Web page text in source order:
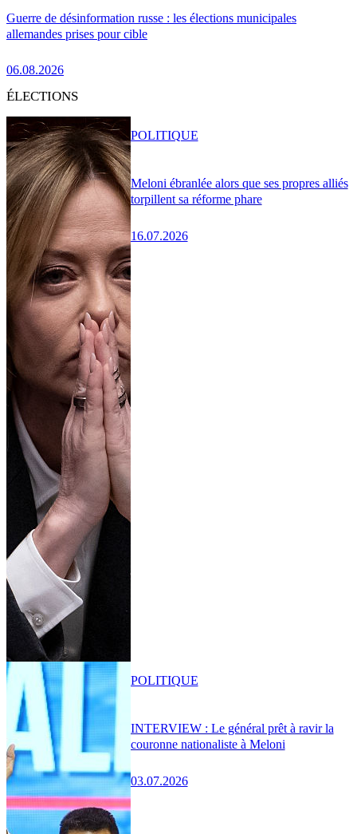
Guerre de désinformation russe : les élections municipales
allemandes prises pour cible
06.08.2026
ÉLECTIONS
Meloni ébranlée alors que ses propres alliés
torpillent sa réforme phare
16.07.2026
POLITIQUE
INTERVIEW : Le général prêt à ravir la
couronne nationaliste à Meloni
03.07.2026
POLITIQUE